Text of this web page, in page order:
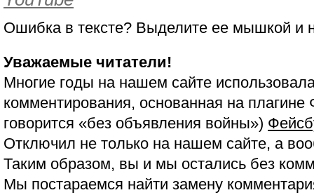
Ошибка в тексте? Выделите ее мышкой и
Уважаемые читатели!
Многие годы на нашем сайте
комментирования, основанная на
говорится «без объявления войны»)
Отключил не только на нашем сайте, а
Таким образом, вы и мы остались без
Мы постараемся найти замену